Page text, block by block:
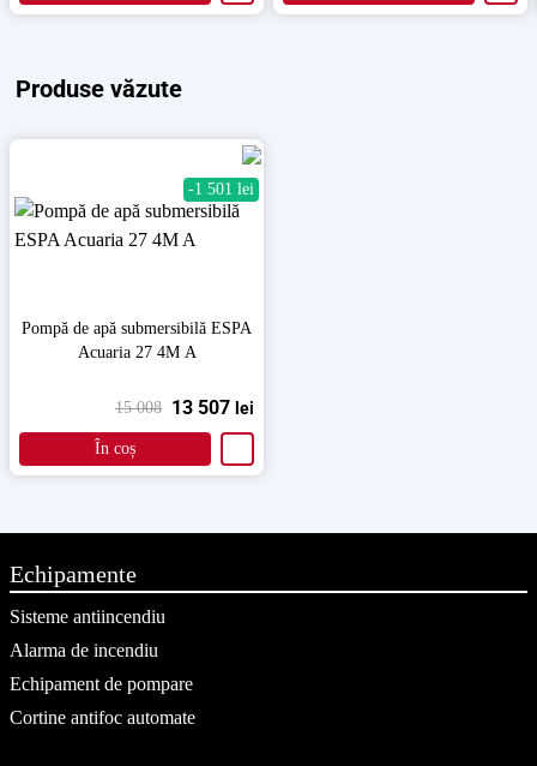
Produse văzute
-1 501 lei
Pompă de apă submersibilă ESPA
Acuaria 27 4M A
15 008 13 507 lei
În coș
Echipamente
Sisteme antiincendiu
Alarma de incendiu
Echipament de pompare
Cortine antifoc automate